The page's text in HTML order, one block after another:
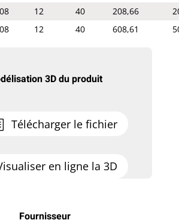
12 40 208,66
12 40 608,61
3D du produit
Télécharger le fichier
en ligne la 3D
Fournisseur